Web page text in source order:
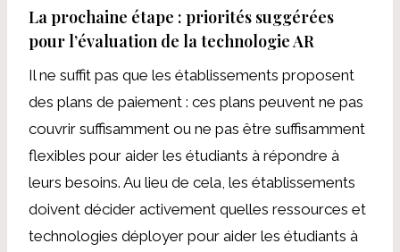
La prochaine étape : priorités suggérées
pour l’évaluation de la technologie AR
Il ne suffit pas que les établissements proposent
des plans de paiement : ces plans peuvent ne pas
couvrir suffisamment ou ne pas être suffisamment
flexibles pour aider les étudiants à répondre à
leurs besoins. Au lieu de cela, les établissements
doivent décider activement quelles ressources et
technologies déployer pour aider les étudiants à